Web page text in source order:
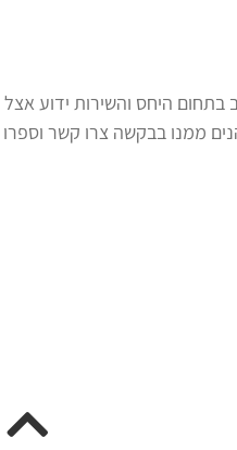
בתחום היחס והשירות ידוע אצל
ממנו בבקשה צרו קשר וספרו